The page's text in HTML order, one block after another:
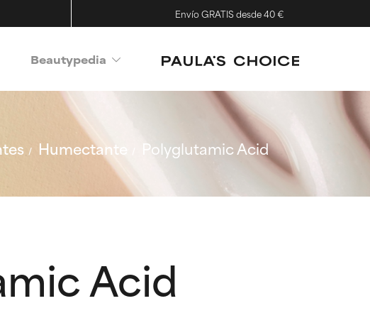
Envío GRATIS desde 40 €
Beautypedia
Humectante
Polyglutamic Acid
Acid